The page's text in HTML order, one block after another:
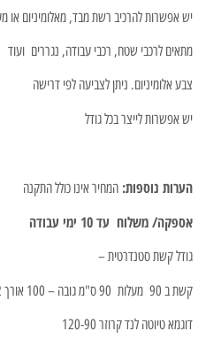
יש אפשרות להרכיב רשת מבד, מאלומיניום או
מתאים לרכבי שטח, רכבי עבודה, נגררים ועוד
צבע אלומיניום. ניתן לצביעה לפי דרישה
יש אפשרות לייצר בכל גודל
הערות נוספות: המחיר אינו כולל התקנה
אספקה/ משלוח עד 10 ימי עבודה
גודל קשת סטנדרטית –
קשת ב 90 מעלות 90 ס"מ גובה – 100 אורך 2 קיבועים לרצפה
דוגמא טיוטה לנד קרוזר 120-90